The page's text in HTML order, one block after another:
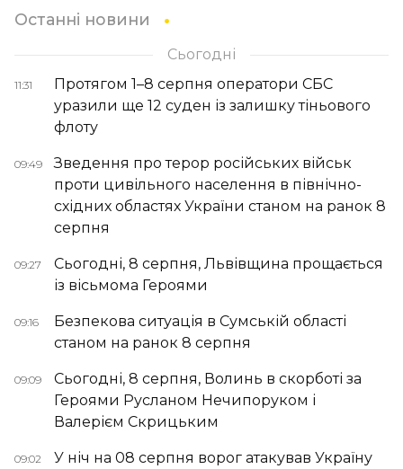
Останні новини
Сьогодні
11:31
Протягом 1–8 серпня оператори СБС
уразили ще 12 суден із залишку тіньового
флоту
09:49
Зведення про терор російських військ
проти цивільного населення в північно-
східних областях України станом на ранок 8
серпня
09:27
Сьогодні, 8 серпня, Львівщина прощається
із вісьмома Героями
09:16
Безпекова ситуація в Сумській області
станом на ранок 8 серпня
09:09
Сьогодні, 8 серпня, Волинь в скорботі за
Героями Русланом Нечипоруком і
Валерієм Скрицьким
09:02
У ніч на 08 серпня ворог атакував Україну